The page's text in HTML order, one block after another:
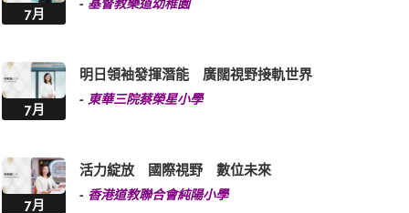
7月
7月
明日領袖發揮潛能 廣闊視野接軌世界
- 東華三院蔡榮星小學
7月
活力綻放 國際視野 數位未來
- 香港道教聯合會純陽小學